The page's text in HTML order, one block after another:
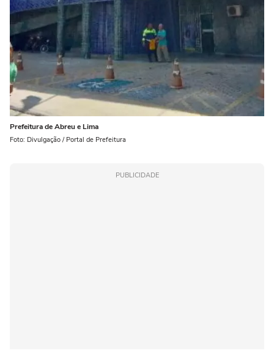
Prefeitura de Abreu e Lima
Foto: Divulgação / Portal de Prefeitura
PUBLICIDADE